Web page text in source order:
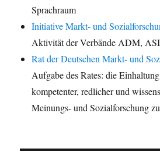
Sprachraum
Initiative Markt- und
Aktivität der Verbände ADM,
Rat der Deutschen Markt- und
Aufgabe des Rates: die
kompetenter, redlicher und
Meinungs- und Sozialforschung